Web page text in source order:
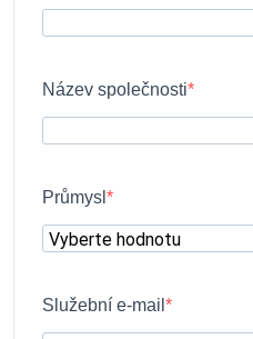
Název společnosti
Průmysl
Služební e-mail